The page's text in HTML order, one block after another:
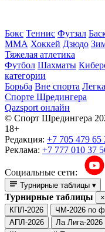
Бокс Теннис Футзал
ММА Хоккей Дзюдо
Тяжелая атлетика
Футбол Шахматы
категории
Борьба Вне спорта
Спорте Шредингера
Qazsport онлайн
© Cпорт Шредингера
18+
Редакция: +7 705 479 65
Реклама: +7 777 010 37
Социальные сети:
Турнирные таблицы ▾
Турнирные таблицы
×
КПЛ-2026
ЧМ-2026 по
АПЛ-2026
Ла Лига-2026